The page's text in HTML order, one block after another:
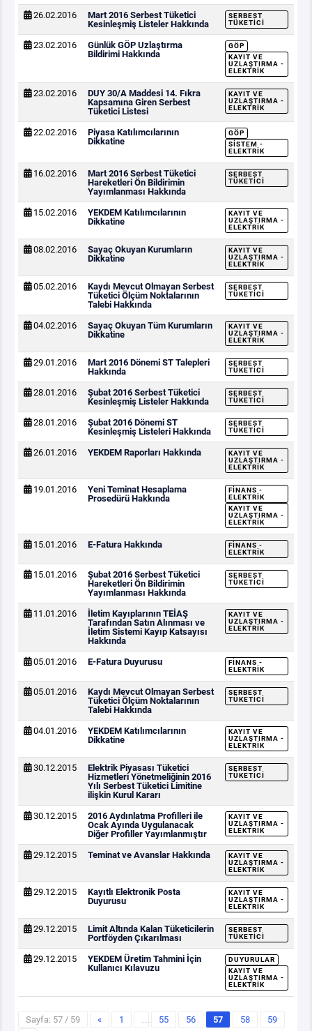
26.02.2016
Mart 2016 Serbest Tüketici
Kesinleşmiş Listeler Hakkında
SERBEST
TÜKETICI
23.02.2016
Günlük GÖP Uzlaştırma
Bildirimi Hakkında
GÖP
KAYIT VE
UZLAŞTIRMA -
ELEKTRIK
23.02.2016
DUY 30/A Maddesi 14. Fıkra
Kapsamına Giren Serbest
Tüketici Listesi
KAYIT VE
UZLAŞTIRMA -
ELEKTRIK
22.02.2016
Piyasa Katılımcılarının
Dikkatine
GÖP
SISTEM -
ELEKTRIK
16.02.2016
Mart 2016 Serbest Tüketici
Hareketleri Ön Bildirimin
Yayımlanması Hakkında
SERBEST
TÜKETICI
15.02.2016
YEKDEM Katılımcılarının
Dikkatine
KAYIT VE
UZLAŞTIRMA -
ELEKTRIK
08.02.2016
Sayaç Okuyan Kurumların
Dikkatine
KAYIT VE
UZLAŞTIRMA -
ELEKTRIK
05.02.2016
Kaydı Mevcut Olmayan Serbest
Tüketici Ölçüm Noktalarının
Talebi Hakkında
SERBEST
TÜKETICI
04.02.2016
Sayaç Okuyan Tüm Kurumların
Dikkatine
KAYIT VE
UZLAŞTIRMA -
ELEKTRIK
29.01.2016
Mart 2016 Dönemi ST Talepleri
Hakkında
SERBEST
TÜKETICI
28.01.2016
Şubat 2016 Serbest Tüketici
Kesinleşmiş Listeler Hakkında
SERBEST
TÜKETICI
28.01.2016
Şubat 2016 Dönemi ST
Kesinleşmiş Listeleri Hakkında
SERBEST
TÜKETICI
26.01.2016 YEKDEM Raporları Hakkında
KAYIT VE
UZLAŞTIRMA -
ELEKTRIK
19.01.2016
Yeni Teminat Hesaplama
Prosedürü Hakkında
FINANS -
ELEKTRIK
KAYIT VE
UZLAŞTIRMA -
ELEKTRIK
15.01.2016 E-Fatura Hakkında
FINANS -
ELEKTRIK
15.01.2016
Şubat 2016 Serbest Tüketici
Hareketleri Ön Bildirimin
Yayımlanması Hakkında
SERBEST
TÜKETICI
11.01.2016
İletim Kayıplarının TEİAŞ
Tarafından Satın Alınması ve
İletim Sistemi Kayıp Katsayısı
Hakkında
KAYIT VE
UZLAŞTIRMA -
ELEKTRIK
05.01.2016 E-Fatura Duyurusu
FINANS -
ELEKTRIK
05.01.2016
Kaydı Mevcut Olmayan Serbest
Tüketici Ölçüm Noktalarının
Talebi Hakkında
SERBEST
TÜKETICI
04.01.2016
YEKDEM Katılımcılarının
Dikkatine
KAYIT VE
UZLAŞTIRMA -
ELEKTRIK
30.12.2015
Elektrik Piyasası Tüketici
Hizmetleri Yönetmeliğinin 2016
Yılı Serbest Tüketici Limitine
ilişkin Kurul Kararı
SERBEST
TÜKETICI
30.12.2015
2016 Aydınlatma Profilleri ile
Ocak Ayında Uygulanacak
Diğer Profiller Yayımlanmıştır
KAYIT VE
UZLAŞTIRMA -
ELEKTRIK
29.12.2015 Teminat ve Avanslar Hakkında
KAYIT VE
UZLAŞTIRMA -
ELEKTRIK
29.12.2015
Kayıtlı Elektronik Posta
Duyurusu
KAYIT VE
UZLAŞTIRMA -
ELEKTRIK
29.12.2015
Limit Altında Kalan Tüketicilerin
Portföyden Çıkarılması
SERBEST
TÜKETICI
29.12.2015
YEKDEM Üretim Tahmini İçin
Kullanıcı Kılavuzu
DUYURULAR
KAYIT VE
UZLAŞTIRMA -
ELEKTRIK
Sayfa: 57 / 59 « 1 … 55 56 57 58 59